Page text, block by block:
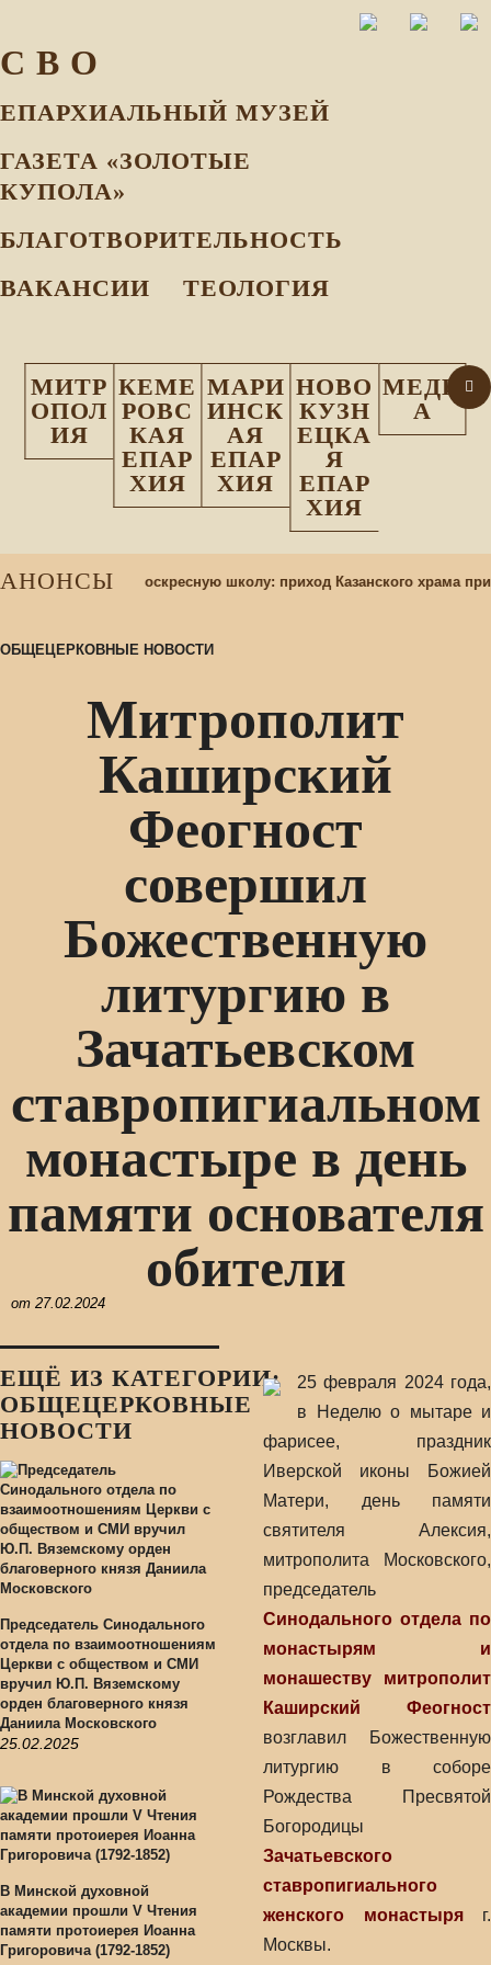
С В О
ЕПАРХИАЛЬНЫЙ МУЗEЙ
ГАЗЕТА «ЗОЛОТЫЕ
КУПОЛА»
БЛАГОТВОРИТЕЛЬНОСТЬ
ВАКАНСИИ
ТЕОЛОГИЯ
МИТР
ОПОЛ
ИЯ
КЕМЕ
РОВС
КАЯ
ЕПАР
ХИЯ
МАРИ
ИНСК
АЯ
ЕПАР
ХИЯ
НОВО
КУЗН
ЕЦКА
Я
ЕПАР
ХИЯ
МЕДИ
А
АНОНСЫ
учащихся в воскресную школу: приход Казанского храма
ОБЩЕЦЕРКОВНЫЕ НОВОСТИ
Митрополит
Каширский
Феогност
совершил
Божественную
литургию в
Зачатьевском
ставропигиальном
монастыре в день
памяти основателя
обители
от 27.02.2024
ЕЩЁ ИЗ КАТЕГОРИИ:
ОБЩЕЦЕРКОВНЫЕ
НОВОСТИ
Председатель Синодального
отдела по взаимоотношениям
Церкви с обществом и СМИ
вручил Ю.П. Вяземскому
орден благоверного князя
Даниила Московского
25.02.2025
В Минской духовной
академии прошли V Чтения
памяти протоиерея Иоанна
Григоровича (1792-1852)
25 февраля 2024 года,
в Неделю о мытаре и
фарисее, праздник
Иверской иконы Божией
Матери, день памяти
святителя Алексия,
митрополита Московского,
председатель
Синодального отдела по
монастырям и
монашеству
митрополит
Каширский Феогност
возглавил Божественную
литургию в соборе
Рождества Пресвятой
Богородицы
Зачатьевского
ставропигиального
женского монастыряг.
Москвы.